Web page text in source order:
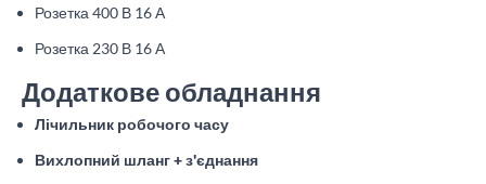
Розетка 400 В 16 А
Розетка 230 В 16 А
Додаткове обладнання
Лічильник робочого часу
Вихлопний шланг + з'єднання